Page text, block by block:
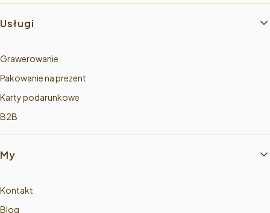
Usługi
Grawerowanie
Pakowanie na prezent
Karty podarunkowe
B2B
My
Kontakt
Blog